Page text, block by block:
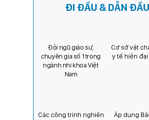
ĐI ĐẦU & DẪN ĐẦU
Đội ngũ giáo sư,
chuyên gia số 1 trong
ngành nhi khoa Việt
Nam
Cơ sở vật
y tế hiện
Các công trình nghiên
Áp dụng